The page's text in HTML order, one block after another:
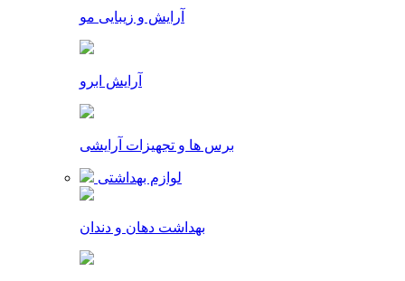
آرایش و زیبایی مو
آرایش ابرو
برس ها و تجهیزات آرایشی
لوازم بهداشتی
بهداشت دهان و دندان